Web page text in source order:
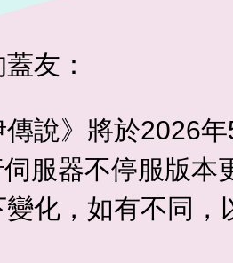
友：
傳說》將於2026
服器不停服版本
化，如有不同，